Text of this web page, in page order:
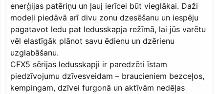
enerģijas patēriņu un ļauj ierīcei būt vieglākai. Daži
modeļi piedāvā arī divu zonu dzesēšanu un iespēju
pagatavot ledu pat ledusskapja režīmā, lai jūs varētu
vēl elastīgāk plānot savu ēdienu un dzērienu
uzglabāšanu.
CFX5 sērijas ledusskapji ir paredzēti īstam
piedzīvojumu dzīvesveidam – braucieniem bezceļos,
kempingam, dzīvei furgonā un aktīvām nedēļas